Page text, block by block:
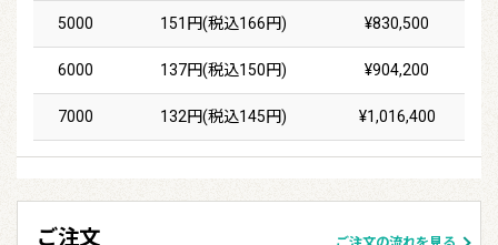
5000 151円(税込166円) ¥830,500
6000 137円(税込150円) ¥904,200
7000 132円(税込145円) ¥1,016,400
8000 129円(税込141円) ¥1,135,200
ご注文